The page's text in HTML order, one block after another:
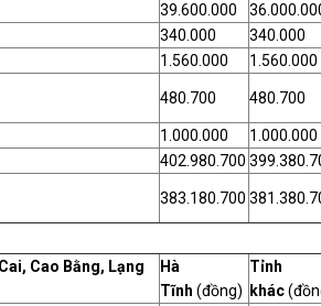
39.600.000
340.000
340.000
1.560.000
1.560.000
480.700 480.700
1.000.000
1.000.000
402.980.700
383.180.700
Cao Bằng, Lạng
Hà
Tĩnh (đồng)
Tỉnh
khác